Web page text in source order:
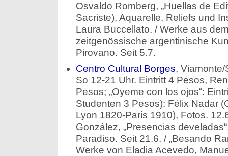
Osvaldo Romberg, „Huellas de
Sacriste), Aquarelle, Reliefs und
Laura Buccellato. / Werke aus
zeitgenössische argentinische
Pirovano. Seit 5.7.
Centro Cultural Borges,
So 12-21 Uhr. Eintritt 4 Pesos,
Pesos; „Oyeme con los ojos“:
Studenten 3 Pesos): Félix Nadar
Lyon 1820-Paris 1910), Fotos.
González, „Presencias
Paradiso. Seit 21.6. / „Besando
Werke von Eladia Acevedo,